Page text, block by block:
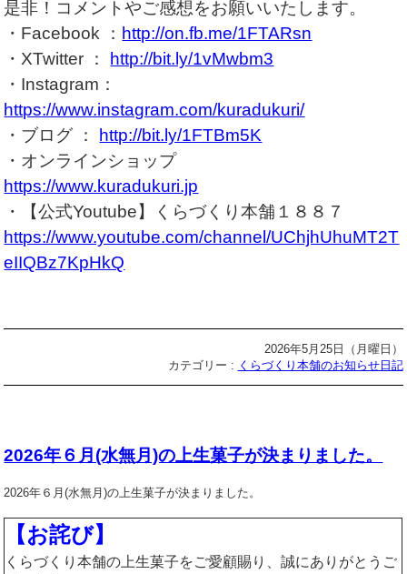
是非！コメントやご感想をお願いいたします。
・Facebook ： http://on.fb.me/1FTARsn
・XTwitter ： http://bit.ly/1vMwbm3
・Instagram：
https://www.instagram.com/kuradukuri/
・ブログ ： http://bit.ly/1FTBm5K
・オンラインショップ
https://www.kuradukuri.jp
・【公式Youtube】くらづくり本舗１８８７
https://www.youtube.com/channel/UChjhUhuMT2T
eIIQBz7KpHkQ
2026年5月25日（月曜日）
カテゴリー : くらづくり本舗のお知らせ日記
2026年６月(水無月)の上生菓子が決まりました。
2026年６月(水無月)の上生菓子が決まりました。
【お詫び】
くらづくり本舗の上生菓子をご愛顧賜り、誠にありがとうご